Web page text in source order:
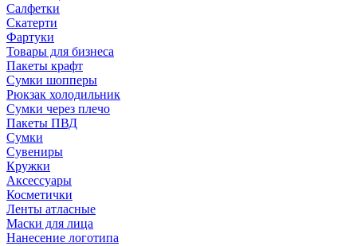
Салфетки
Скатерти
Фартуки
Товары для бизнеса
Пакеты крафт
Сумки шопперы
Рюкзак холодильник
Сумки через плечо
Пакеты ПВД
Сумки
Сувениры
Кружки
Аксессуары
Косметички
Ленты атласные
Маски для лица
Нанесение логотипа